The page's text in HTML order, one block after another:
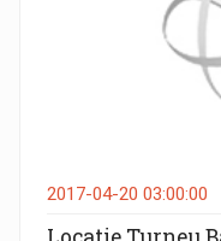
2017-04-20 03:00:00